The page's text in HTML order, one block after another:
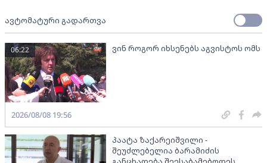
ავტომატური გადართვა
ვინ როგორ იხსენებს აგვისტოს ომს
06:22
2026/08/08 19:56
პაატა ზაქარეიშვილი -
შეუძლებელია ბარამიძის